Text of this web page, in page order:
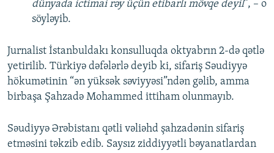
dünyada ictimai rəy üçün etibarlı mövqe deyil”, – o
söyləyib.
Jurnalist İstanbuldakı konsulluqda oktyabrın 2-də qətlə
yetirilib. Türkiyə dəfələrlə deyib ki, sifariş Səudiyyə
hökumətinin “ən yüksək səviyyəsi”ndən gəlib, amma
birbaşa Şahzadə Mohammed ittiham olunmayıb.
Səudiyyə Ərəbistanı qətli vəliəhd şahzadənin sifariş
etməsini təkzib edib. Saysız ziddiyyətli bəyanatlardan